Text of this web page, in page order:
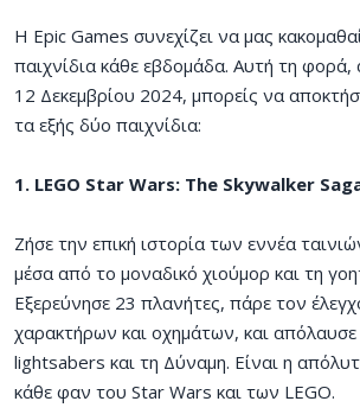
Η Epic Games συνεχίζει να μας
παιχνίδια κάθε εβδομάδα. Αυτή τη φορά,
12 Δεκεμβρίου 2024, μπορείς να
τα εξής δύο παιχνίδια:
1. LEGO Star Wars: The Skywalker
Ζήσε την επική ιστορία των εννέα
μέσα από το μοναδικό χιούμορ και τη
Εξερεύνησε 23 πλανήτες, πάρε τον
χαρακτήρων και οχημάτων, και απόλαυσε
lightsabers και τη Δύναμη. Είναι η
κάθε φαν του Star Wars και των LEGO.